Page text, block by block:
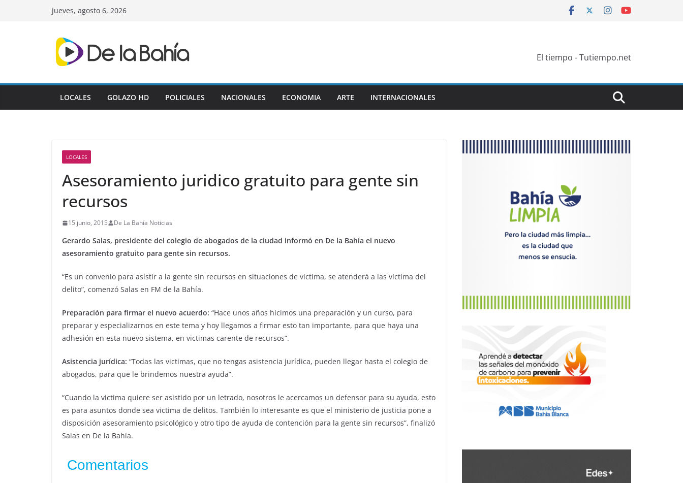
jueves, agosto 6, 2026
El tiempo - Tutiempo.net
LOCALES GOLAZO HD POLICIALES NACIONALES ECONOMIA ARTE INTERNACIONALES
LOCALES
Asesoramiento juridico gratuito para gente sin
recursos
15 junio, 2015 De La Bahía Noticias
Gerardo Salas, presidente del colegio de abogados de la ciudad informó en De la Bahía el nuevo
asesoramiento gratuito para gente sin recursos.
“Es un convenio para asistir a la gente sin recursos en situaciones de victima, se atenderá a las victima del
delito”, comenzó Salas en FM de la Bahía.
Preparación para firmar el nuevo acuerdo: “Hace unos años hicimos una preparación y un curso, para
preparar y especializarnos en este tema y hoy llegamos a firmar esto tan importante, para que haya una
adhesión en esta nuevo sistema, en victimas carente de recursos”.
Asistencia jurídica: “Todas las victimas, que no tengas asistencia jurídica, pueden llegar hasta el colegio de
abogados, para que le brindemos nuestra ayuda”.
“Cuando la victima quiere ser asistido por un letrado, nosotros le acercamos un defensor para su ayuda, esto
es para asuntos donde sea victima de delitos. También lo interesante es que el ministerio de justicia pone a
disposición asesoramiento psicológico y otro tipo de ayuda de contención para la gente sin recursos”, finalizó
Salas en De la Bahía.
Comentarios